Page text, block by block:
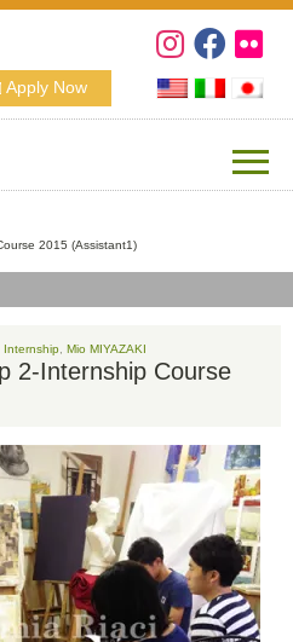
Apply Now
2015 (Assistant1)
Internship Mio MIYAZAKI
2-Internship Course